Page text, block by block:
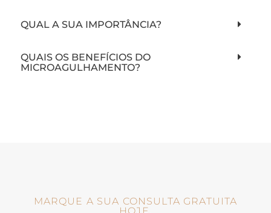
QUAL A SUA IMPORTÂNCIA?
QUAIS OS BENEFÍCIOS DO
MICROAGULHAMENTO?
MARQUE A SUA CONSULTA GRATUITA